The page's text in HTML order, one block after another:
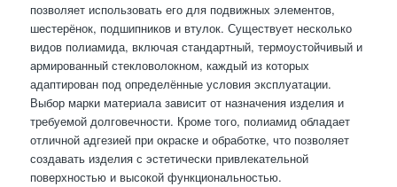
позволяет использовать его для подвижных элементов,
шестерёнок, подшипников и втулок. Существует несколько
видов полиамида, включая стандартный, термоустойчивый и
армированный стекловолокном, каждый из которых
адаптирован под определённые условия эксплуатации.
Выбор марки материала зависит от назначения изделия и
требуемой долговечности. Кроме того, полиамид обладает
отличной адгезией при окраске и обработке, что позволяет
создавать изделия с эстетически привлекательной
поверхностью и высокой функциональностью.